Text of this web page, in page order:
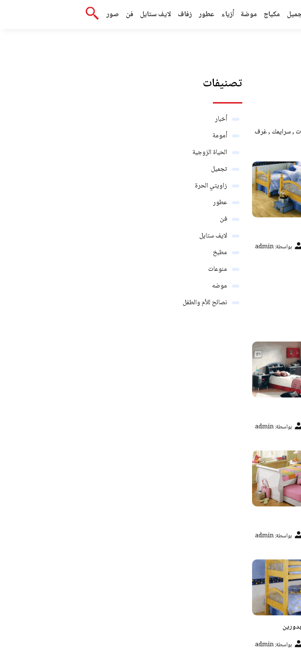
مكياج موضة أزياء عطور زفاف لايف ستايل فن صور
, سرايمك , غرف
بواسطة: admin
بواسطة: admin
بواسطة: admin
بواسطة: admin
تصنيفات
أخبار
أمومة
الحياة الزوجية
تجميل
زاويتي الحرة
عطور
فن
لايف ستايل
مطبخ
منوعات
موضه
نصائح للأم والطفل